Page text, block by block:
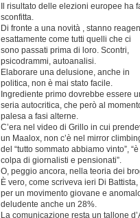
Il risultato delle elezioni europee ha
sconfitta.
Di fronte a una novità , stanno
esattamente come tutti quelli che ci
sono passati prima di loro. Scontri,
psicodrammi, autoanalisi.
Elaborare una delusione, anche in
politica, non è mai stato facile.
Ingrediente primo dovrebbe essere
seria autocritica, che però al
palesa a fasi alterne.
C’era nel video di Grillo in cui
un Maalox, non c’è nel mirror
del “tutto sommato abbiamo vinto”, “è
colpa di giornalisti e pensionati”.
O, peggio ancora, nella teoria dei
È vero, come scriveva ieri Di
per un movimento giovane e
deludente anche un 28%.
La comunicazione resta un tallone